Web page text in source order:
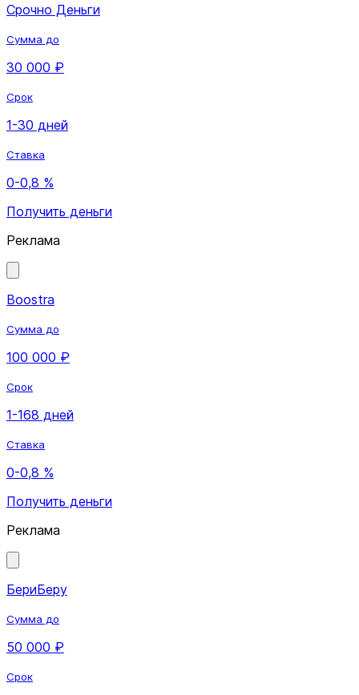
Срочно Деньги
Сумма до
30 000 ₽
Срок
1-30 дней
Ставка
0-0,8 %
Получить деньги
Реклама
Boostra
Сумма до
100 000 ₽
Срок
1-168 дней
Ставка
0-0,8 %
Получить деньги
Реклама
БериБеру
Сумма до
50 000 ₽
Срок